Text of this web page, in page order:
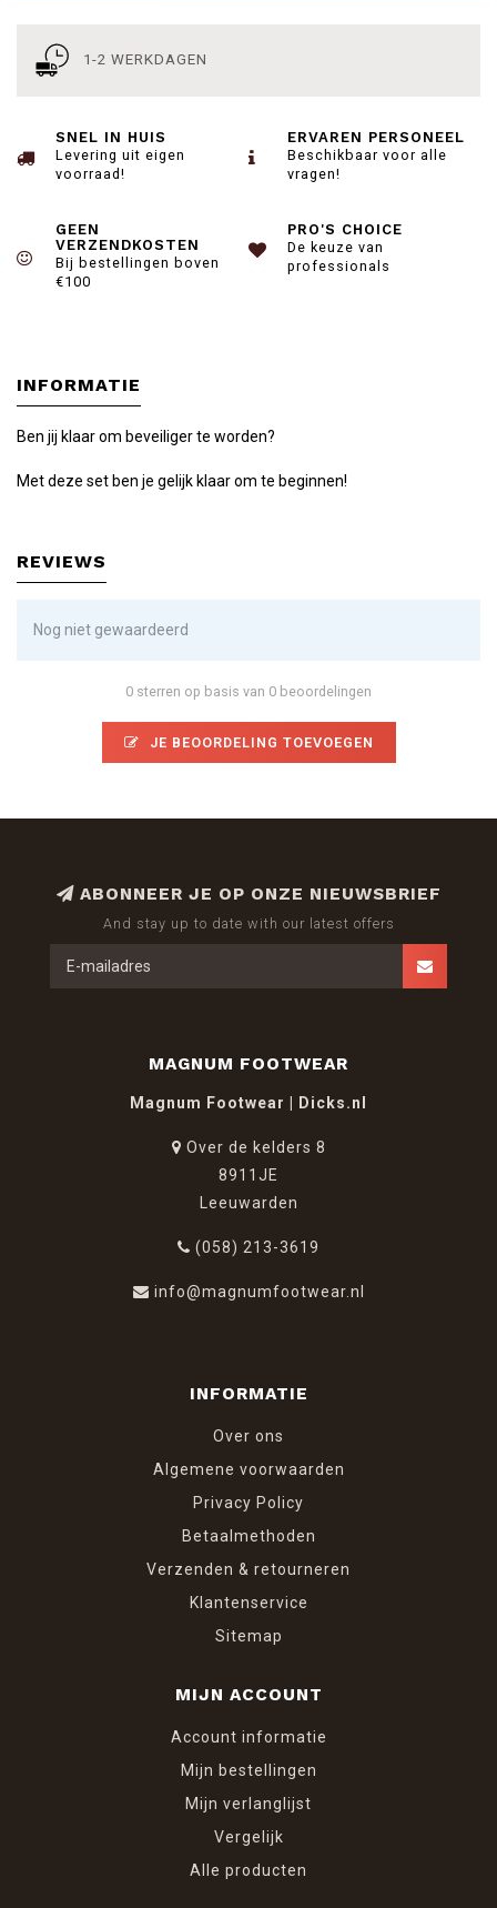
1-2 WERKDAGEN
SNEL IN HUIS
Levering uit eigen
voorraad!
ERVAREN PERSONEEL
Beschikbaar voor alle
vragen!
GEEN
VERZENDKOSTEN
Bij bestellingen boven
€100
PRO'S CHOICE
De keuze van
professionals
INFORMATIE
Ben jij klaar om beveiliger te worden?
Met deze set ben je gelijk klaar om te beginnen!
REVIEWS
Nog niet gewaardeerd
0 sterren op basis van 0 beoordelingen
JE BEOORDELING TOEVOEGEN
ABONNEER JE OP ONZE NIEUWSBRIEF
And stay up to date with our latest offers
MAGNUM FOOTWEAR
Magnum Footwear | Dicks.nl
Over de kelders 8
8911JE
Leeuwarden
(058) 213-3619
info@magnumfootwear.nl
INFORMATIE
Over ons
Algemene voorwaarden
Privacy Policy
Betaalmethoden
Verzenden & retourneren
Klantenservice
Sitemap
MIJN ACCOUNT
Account informatie
Mijn bestellingen
Mijn verlanglijst
Vergelijk
Alle producten